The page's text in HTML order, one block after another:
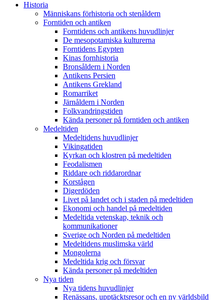
Historia
Människans förhistoria och stenåldern
Forntiden och antiken
Forntidens och antikens huvudlinjer
De mesopotamiska kulturerna
Forntidens Egypten
Kinas fornhistoria
Bronsåldern i Norden
Antikens Persien
Antikens Grekland
Romarriket
Järnåldern i Norden
Folkvandringstiden
Kända personer på forntiden och antiken
Medeltiden
Medeltidens huvudlinjer
Vikingatiden
Kyrkan och klostren på medeltiden
Feodalismen
Riddare och riddarordnar
Korstågen
Digerdöden
Livet på landet och i staden på medeltiden
Ekonomi och handel på medeltiden
Medeltida vetenskap, teknik och
kommunikationer
Sverige och Norden på medeltiden
Medeltidens muslimska värld
Mongolerna
Medeltida krig och försvar
Kända personer på medeltiden
Nya tiden
Nya tidens huvudlinjer
Renässans, upptäcktsresor och en ny världsbild